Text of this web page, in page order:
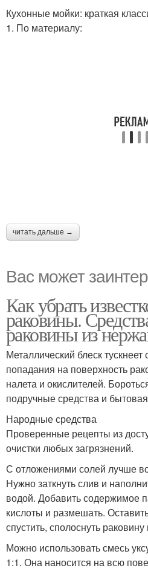
Кухонные мойки: краткая
1. По материалу:
читать дальше →
Вас может
Как убрать
раковины.
раковины из
Металлический блеск
попадания на поверхность
налета и окислителей.
подручные средства и
Народные средства
Проверенные рецепты из
очистки любых загрязнений.
С отложениями солей лучше
Нужно заткнуть слив и
водой. Добавить содержимое
кислоты и размешать.
спустить, сполоснуть
Можно использовать смесь
1:1. Она наносится на всю